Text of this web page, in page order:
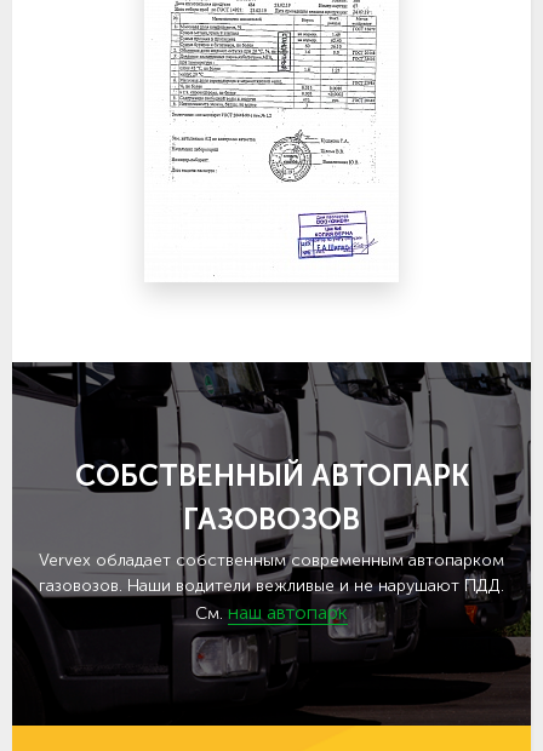
СОБСТВЕННЫЙ АВТОПАРК
ГАЗОВОЗОВ
Vervex обладает собственным современным автопарком
газовозов. Наши водители вежливые и не нарушают ПДД.
См. наш автопарк